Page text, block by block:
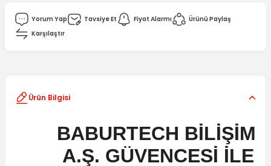
Yorum Yap Tavsiye Et Fiyat Alarmı
Ürünü Paylaş
Karşılaştır
Ürün Bilgisi
BABURTECH BİLİŞİM
A.Ş. GÜVENCESİ İLE